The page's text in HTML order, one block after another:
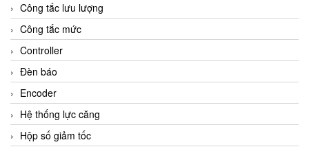
Công tắc lưu lượng
Công tắc mức
Controller
Đèn báo
Encoder
Hệ thống lực căng
Hộp số giảm tốc